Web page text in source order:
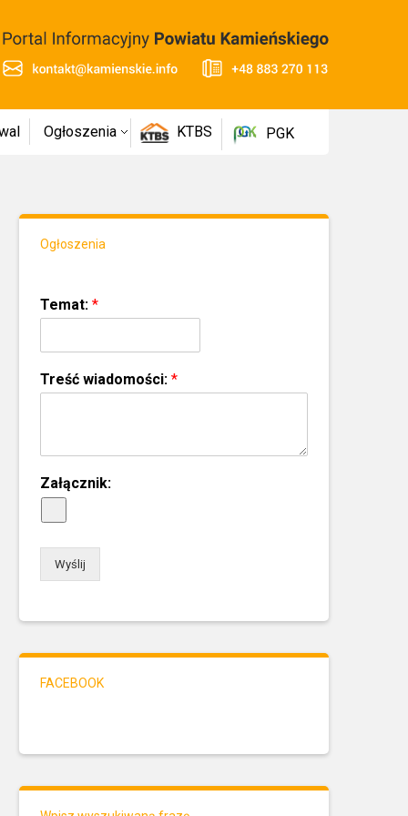
Ogłoszenia KTBS PGK
Ogłoszenia
Temat: *
Treść wiadomości: *
Załącznik:
Wyślij
FACEBOOK